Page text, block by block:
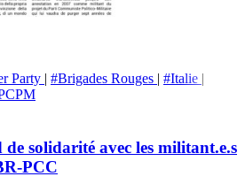
Party | #Brigades Rouges | #Italie |
solidarité avec les militant.e.s
PCC